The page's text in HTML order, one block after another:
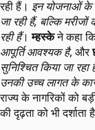
रही हैं। इन योजनाओं के
जा रही हैं, बल्कि मरीजों
रही हैं।म्हस्केने कहा
आपूर्ति आवश्यक है, और
सुनिश्चित किया जा
उनकी उच्च लागत के
राज्य के नागरिकों को
की दृढ़ता को भी दर्शाता